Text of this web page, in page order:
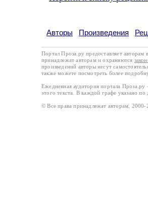
Авторы Произведения
Портал Проза.ру предоставляет
принадлежат авторам и охраняются
произведений авторы несут
также можете посмотреть более
Ежедневная аудитория портала
этого текста. В каждой графе указано по
© Все права принадлежат авторам,